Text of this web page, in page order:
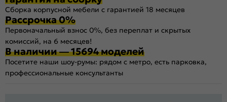
Сборка корпусной мебели с гарантией 18 месяцев
Рассрочка 0%
Первоначальный взнос 0%, без переплат и скрытых
комиссий, на 6 месяцев!
В наличии — 15694 моделей
Посетите наши шоу-румы: рядом с метро, есть парковка,
профессиональные консультанты